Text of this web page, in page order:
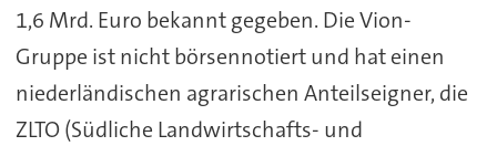
1,6 Mrd. Euro bekannt gegeben. Die Vion-
Gruppe ist nicht börsennotiert und hat einen
niederländischen agrarischen Anteilseigner, die
ZLTO (Südliche Landwirtschafts- und